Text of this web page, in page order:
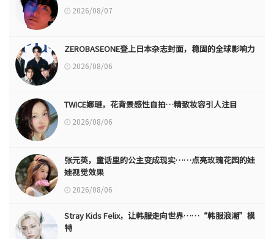
2026/08/07
ZEROBASEONE登上日本杂志封面，稳固的全球影响力
2026/08/06
TWICE娜璉，花背景感性自拍…精致妆容引人注目
2026/08/06
张元英，童话里的公主变成现实……点亮玫瑰花园的娃
娃视觉效果
2026/08/06
Stray Kids Felix，让韩服走向世界……“韩服浪潮”模
特